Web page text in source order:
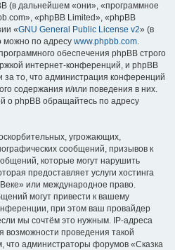
(в дальнейшем «они», «программное
«phpBB Limited», «phpBB
«GNU General Public License v2» (в
можно по адресу www.phpbb.com.
обеспечения phpBB строго
интернет-конференций, и phpBB
за то, что администрация конференций
содержания и/или поведения в них.
о phpBB обращайтесь по адресу
угрожающих,
сообщений, призывов к
которые могут нарушить
предоставляет услуги хостинга
или международное право.
могут привести к вашему
при этом ваш провайдер
мы сочтём это нужным. IP-адреса
возможности проведения такой
что администраторы форумов «Сказка